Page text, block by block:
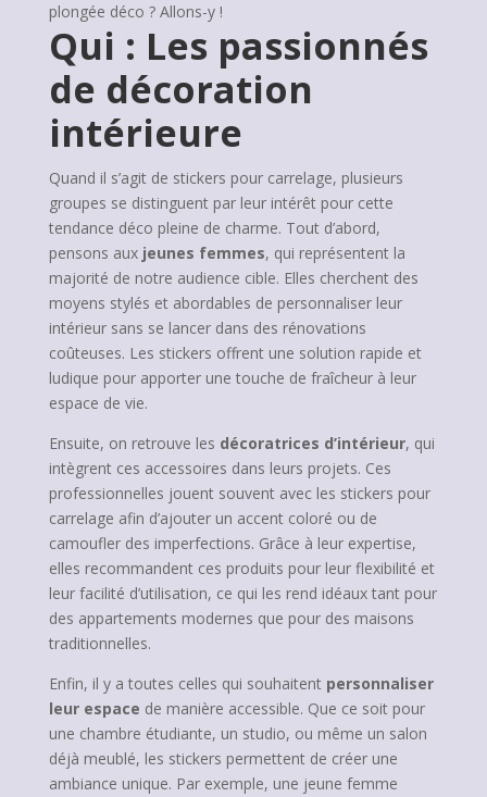
plongée déco ? Allons-y !
Qui : Les passionnés
de décoration
intérieure
Quand il s’agit de stickers pour carrelage, plusieurs
groupes se distinguent par leur intérêt pour cette
tendance déco pleine de charme. Tout d’abord,
pensons aux jeunes femmes, qui représentent la
majorité de notre audience cible. Elles cherchent des
moyens stylés et abordables de personnaliser leur
intérieur sans se lancer dans des rénovations
coûteuses. Les stickers offrent une solution rapide et
ludique pour apporter une touche de fraîcheur à leur
espace de vie.
Ensuite, on retrouve les décoratrices d’intérieur, qui
intègrent ces accessoires dans leurs projets. Ces
professionnelles jouent souvent avec les stickers pour
carrelage afin d’ajouter un accent coloré ou de
camoufler des imperfections. Grâce à leur expertise,
elles recommandent ces produits pour leur flexibilité et
leur facilité d’utilisation, ce qui les rend idéaux tant pour
des appartements modernes que pour des maisons
traditionnelles.
Enfin, il y a toutes celles qui souhaitent personnaliser
leur espace de manière accessible. Que ce soit pour
une chambre étudiante, un studio, ou même un salon
déjà meublé, les stickers permettent de créer une
ambiance unique. Par exemple, une jeune femme